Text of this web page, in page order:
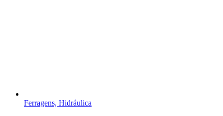
Ferragens, Hidráulica